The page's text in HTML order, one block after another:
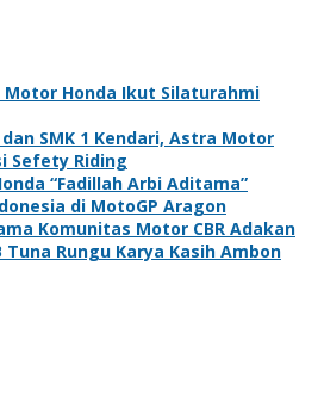
Motor Honda Ikut Silaturahmi
dan SMK 1 Kendari, Astra Motor
Sefety Riding
“Fadillah Arbi Aditama”
di MotoGP Aragon
Komunitas Motor CBR Adakan
Tuna Rungu Karya Kasih Ambon